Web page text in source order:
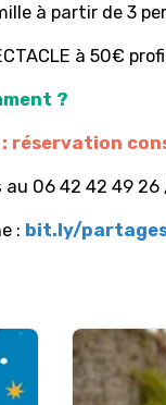
à partir de 3
à 50€
?
réservation
au 06 42 42 49 26
: bit.ly/